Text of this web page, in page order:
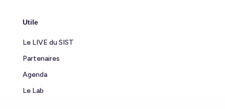
Utile
Le LIVE du SIST
Partenaires
Agenda
Le Lab